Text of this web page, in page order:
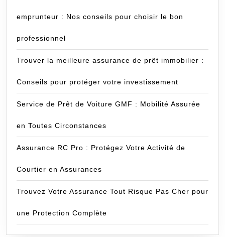
emprunteur : Nos conseils pour choisir le bon
professionnel
Trouver la meilleure assurance de prêt immobilier :
Conseils pour protéger votre investissement
Service de Prêt de Voiture GMF : Mobilité Assurée
en Toutes Circonstances
Assurance RC Pro : Protégez Votre Activité de
Courtier en Assurances
Trouvez Votre Assurance Tout Risque Pas Cher pour
une Protection Complète